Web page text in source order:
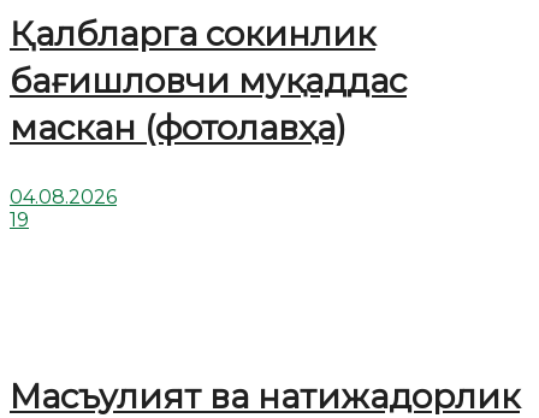
Қалбларга сокинлик
бағишловчи муқаддас
маскан (фотолавҳа)
04.08.2026
19
Масъулият ва натижадорлик